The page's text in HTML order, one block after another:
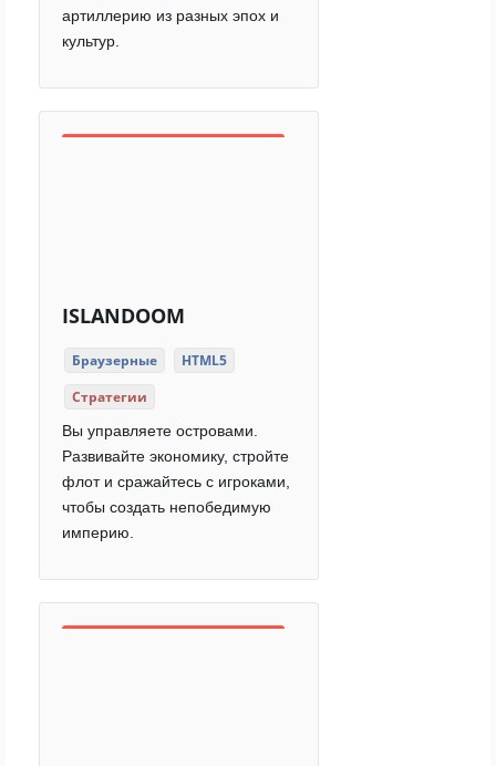
артиллерию из разных эпох и
культур.
ISLANDOOM
Браузерные
HTML5
Стратегии
Вы управляете островами.
Развивайте экономику, стройте
флот и сражайтесь с игроками,
чтобы создать непобедимую
империю.